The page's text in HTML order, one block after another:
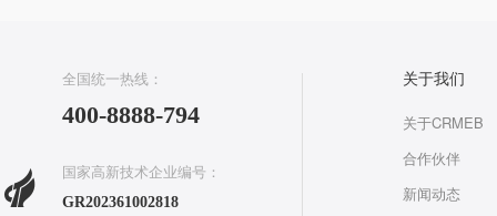
全国统一热线：
400-8888-794
国家高新技术企业编号：
GR202361002818
关于我们
关于CRMEB
合作伙伴
新闻动态